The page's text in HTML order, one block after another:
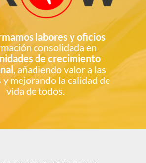
labores y oficios
consolidada en
de crecimiento
, añadiendo valor a las
y mejorando la calidad de
vida de todos.